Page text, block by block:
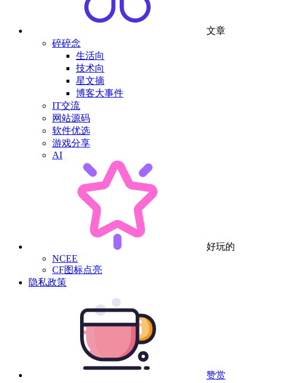
文章
碎碎念
生活向
技术向
星文摘
博客大事件
IT交流
网站源码
软件优选
游戏分享
AI
好玩的
NCEE
CF图标点亮
隐私政策
赞赏